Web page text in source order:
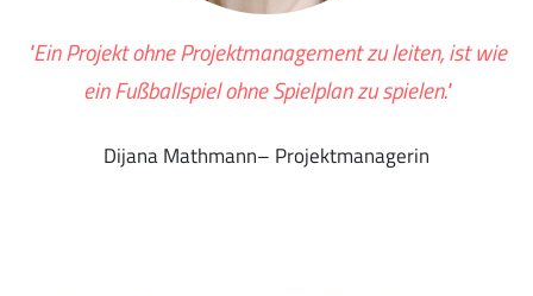
"Ein Projekt ohne Projektmanagement zu leiten, ist wie
ein Fußballspiel ohne Spielplan zu spielen."
Dijana Mathmann– Projektmanagerin